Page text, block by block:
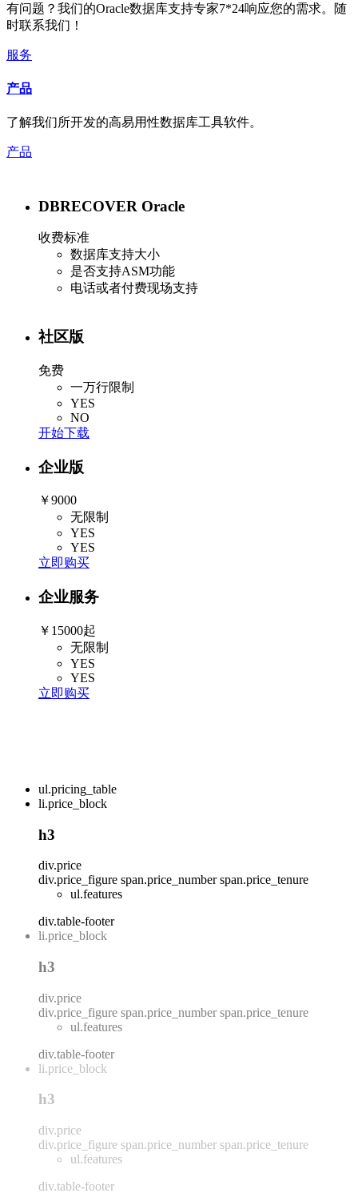
有问题？我们的Oracle数据库支持专家7*24响应您的需求。随
时联系我们！
服务
产品
了解我们所开发的高易用性数据库工具软件。
产品
DBRECOVER Oracle
收费标准
数据库支持大小
是否支持ASM功能
电话或者付费现场支持
社区版
免费
一万行限制
YES
NO
开始下载
企业版
￥9000
无限制
YES
YES
立即购买
企业服务
￥15000起
无限制
YES
YES
立即购买
ul.pricing_table
li.price_block
h3
div.price
div.price_figure span.price_number span.price_tenure
ul.features
div.table-footer
li.price_block
h3
div.price
div.price_figure span.price_number span.price_tenure
ul.features
div.table-footer
li.price_block
h3
div.price
div.price_figure span.price_number span.price_tenure
ul.features
div.table-footer